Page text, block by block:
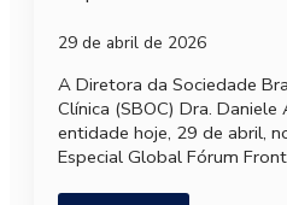
29 de abril de 2026
A Diretora da Sociedade
Clínica (SBOC) Dra.
entidade hoje, 29 de abril,
Especial Global Fórum